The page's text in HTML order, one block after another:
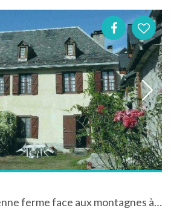
Gite dans une ancienne ferme face aux montagnes à Bagnères-de-Luchon dans les Pyrénées